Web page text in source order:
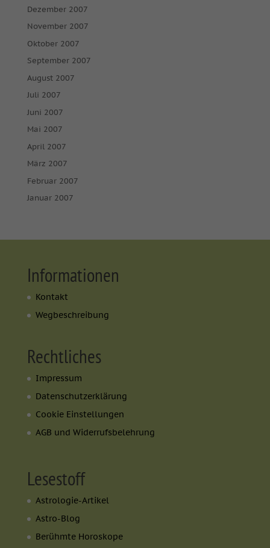
Dezember 2007
November 2007
Oktober 2007
September 2007
August 2007
Juli 2007
Juni 2007
Mai 2007
April 2007
März 2007
Februar 2007
Januar 2007
Informationen
Kontakt
Wegbeschreibung
Rechtliches
Impressum
Datenschutzerklärung
Cookie Einstellungen
AGB und Widerrufsbelehrung
Lesestoff
Astrologie-Artikel
Astro-Blog
Berühmte Horoskope